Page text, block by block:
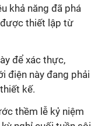
khả năng đã phá
thiết lập từ
để xác thực,
điện này đang phải
kế.
thềm lễ kỷ niệm